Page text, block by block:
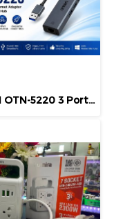
ONTEN OTN-5220 3 Port USB HUB v3.0 + LAN ONTEN 4 in 1 USB 3 Port + Lan Support Windows / Linux / Mac OS